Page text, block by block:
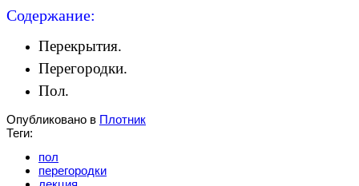
Содержание:
Перекрытия.
Перегородки.
Пол.
Опубликовано в Плотник
Теги:
пол
перегородки